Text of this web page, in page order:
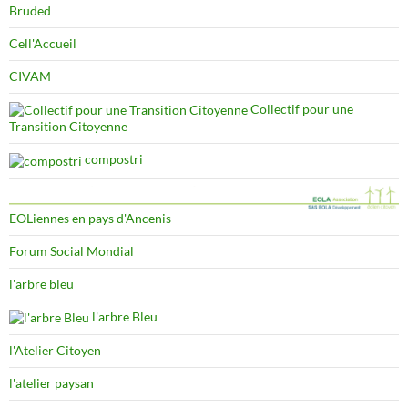
Bruded
Cell'Accueil
CIVAM
Collectif pour une
Transition Citoyenne
compostri
EOLiennes en pays d'Ancenis
Forum Social Mondial
l'arbre bleu
l'arbre Bleu
l'Atelier Citoyen
l'atelier paysan